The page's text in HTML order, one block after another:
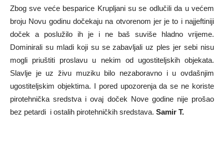
Zbog sve veće besparice Krupljani su se odlučili da u većem
broju Novu godinu dočekaju na otvorenom jer je to i najjeftiniji
doček a poslužilo ih je i ne baš suviše hladno vrijeme.
Dominirali su mladi koji su se zabavljali uz ples jer sebi nisu
mogli priuštiti proslavu u nekim od ugostiteljskih objekata.
Slavlje je uz živu muziku bilo nezaboravno i u ovdašnjim
ugostiteljskim objektima. I pored upozorenja da se ne koriste
pirotehnička sredstva i ovaj doček Nove godine nije prošao
bez petardi i ostalih pirotehničkih sredstava. Samir T.